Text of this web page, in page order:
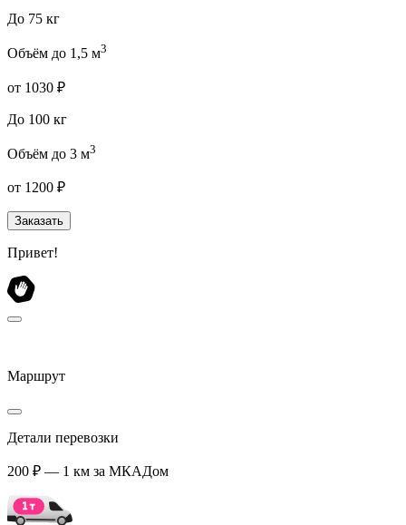
До 75 кг
Объём до 1,5 м3
от 1030 ₽
До 100 кг
Объём до 3 м3
от 1200 ₽
Заказать
Привет!
Маршрут
Детали перевозки
200 ₽ — 1 км за МКАДом